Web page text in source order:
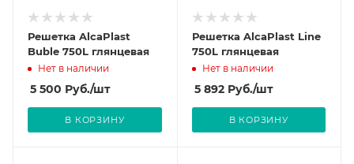
Решетка AlcaPlast
Buble 750L глянцевая
Нет в наличии
5 500 Руб./шт
В КОРЗИНУ
Решетка AlcaPlast Line
750L глянцевая
Нет в наличии
5 892Руб./шт
В КОРЗИНУ